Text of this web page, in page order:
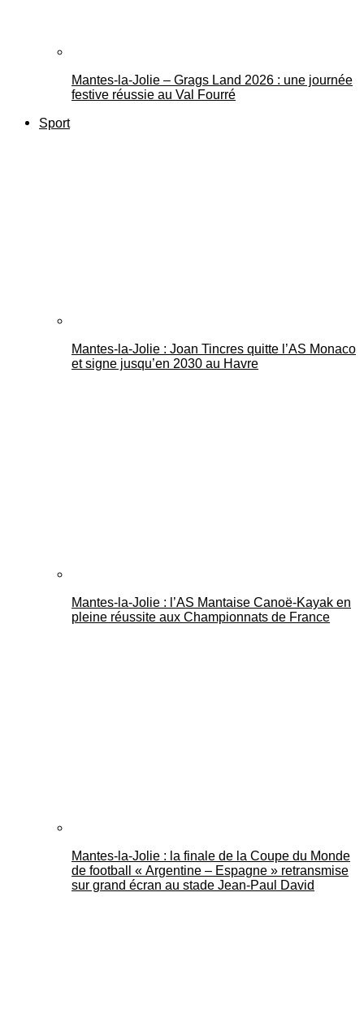
Mantes-la-Jolie – Grags Land 2026 : une journée
festive réussie au Val Fourré
Sport
Mantes-la-Jolie : Joan Tincres quitte l’AS Monaco
et signe jusqu’en 2030 au Havre
Mantes-la-Jolie : l’AS Mantaise Canoë‑Kayak en
pleine réussite aux Championnats de France
Mantes-la-Jolie : la finale de la Coupe du Monde
de football « Argentine – Espagne » retransmise
sur grand écran au stade Jean-Paul David